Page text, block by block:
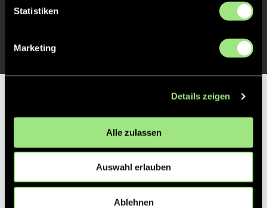
Statistiken
Marketing
Details zeigen
Alle zulassen
Auswahl erlauben
Ablehnen